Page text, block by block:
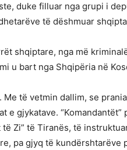
duke filluar nga grupi i
të dëshmuar
shqiptare, nga më
u bart nga Shqipëria në
të vetmin dallim, se
gjykatave. “Komandantët”
Zi” të Tiranës, të
pa gjyq të kundërshtarëve